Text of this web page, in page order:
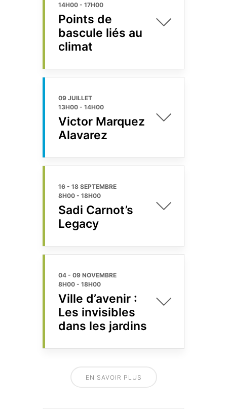
14H00 - 17H00
Points de
bascule liés au
climat
09 JUILLET
13H00 - 14H00
Victor Marquez
Alavarez
16 - 18 SEPTEMBRE
8H00 - 18H00
Sadi Carnot’s
Legacy
04 - 09 NOVEMBRE
8H00 - 18H00
Ville d’avenir :
Les invisibles
dans les jardins
EN SAVOIR PLUS